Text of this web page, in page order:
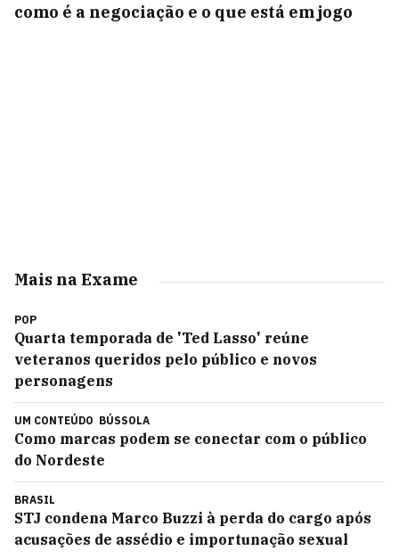
como é a negociação e o que está em jogo
Mais na Exame
POP
Quarta temporada de 'Ted Lasso' reúne
veteranos queridos pelo público e novos
personagens
UM CONTEÚDO BÚSSOLA
Como marcas podem se conectar com o público
do Nordeste
BRASIL
STJ condena Marco Buzzi à perda do cargo após
acusações de assédio e importunação sexual